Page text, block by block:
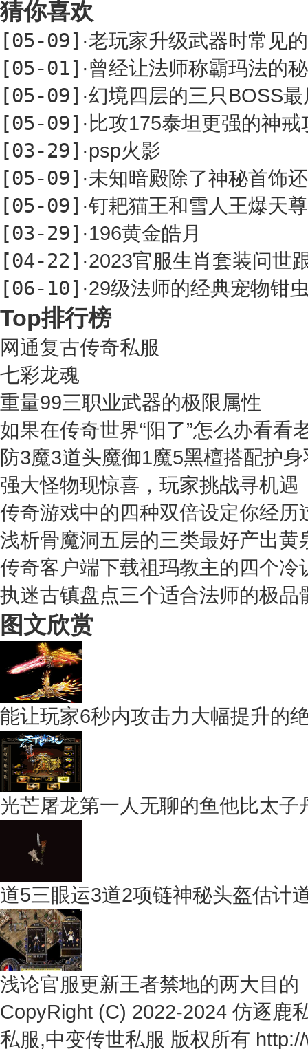
猜你喜欢
[05-09] ·老玩家升级武器时常见
[05-01] ·曾经让法师称霸玛法的
[05-09] ·幻境四层的三只BOSS
[05-09] · 比攻175泰坦更强的神
[03-29] ·psp火影
[05-09] ·未知暗殿除了神秘首饰
[05-09] ·钉耙猫王和雪人王爆天
[03-29] ·196黄金皓月
[04-22] ·2023官服生肖套装问世
[06-10] ·29级法师的经典宠物钳
Top排行榜
网通复古传奇私服
七彩龙魂
重量99三职业武器的极限属性
如果在传奇世界“阳了”怎么办看看
防3魔3道头魔御1魔5黑檀搭配护
强大怪物现惊喜，玩家挑战寻机遇
传奇游戏中的四种双倍设定你经历
浅析骨魔洞五层的三类最好产出黄
传奇客户端下载祖玛教主的四个
执迷古镇盘点三个适合法师的极
图文欣赏
能让玩家6秒内攻击力大幅提升的
光芒屠龙第一人无聊的鱼他比太子
道5三眼运3道2项链神秘头盔估计
浅论官服更新王者禁地的两大目的
CopyRight (C) 2022-2024 仿逐鹿
私服,中变传世私服 版权所有